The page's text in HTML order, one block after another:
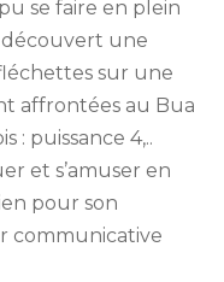
se faire en plein
découvert une
sur une
affrontées au Bua
: puissance 4,..
et s’amuser en
pour son
communicative